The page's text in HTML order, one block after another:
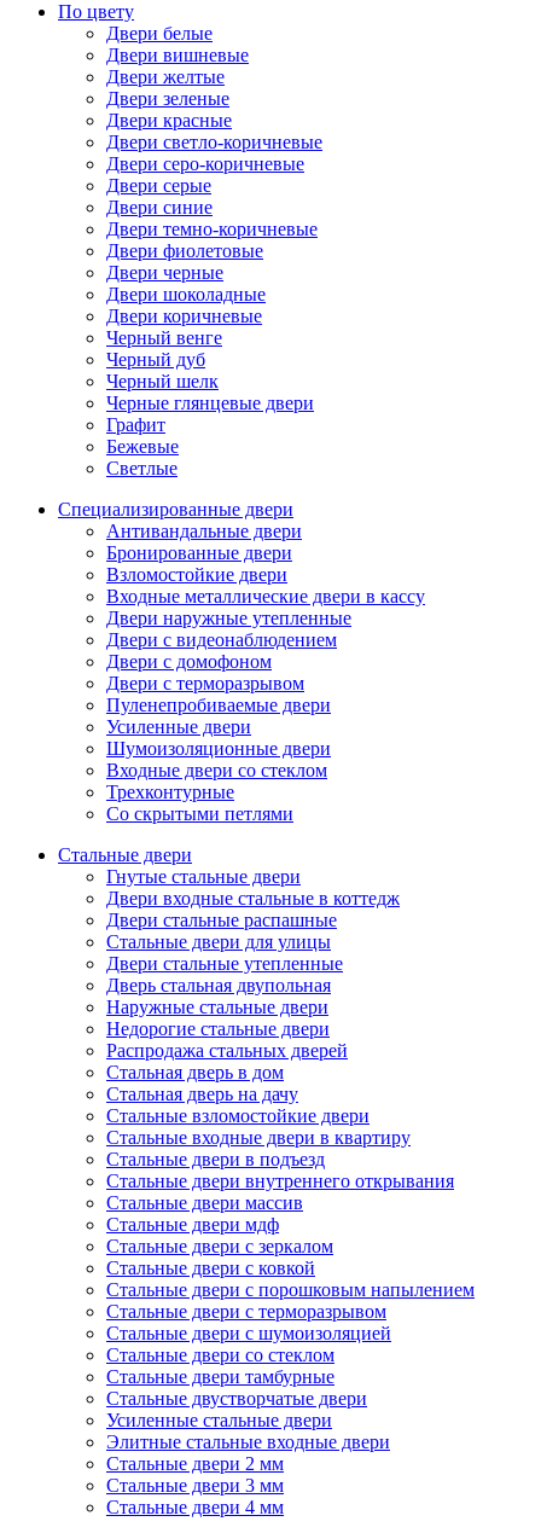
По цвету
Двери белые
Двери вишневые
Двери желтые
Двери зеленые
Двери красные
Двери светло-коричневые
Двери серо-коричневые
Двери серые
Двери синие
Двери темно-коричневые
Двери фиолетовые
Двери черные
Двери шоколадные
Двери коричневые
Черный венге
Черный дуб
Черный шелк
Черные глянцевые двери
Графит
Бежевые
Светлые
Специализированные двери
Антивандальные двери
Бронированные двери
Взломостойкие двери
Входные металлические двери в кассу
Двери наружные утепленные
Двери с видеонаблюдением
Двери с домофоном
Двери с терморазрывом
Пуленепробиваемые двери
Усиленные двери
Шумоизоляционные двери
Входные двери со стеклом
Трехконтурные
Со скрытыми петлями
Стальные двери
Гнутые стальные двери
Двери входные стальные в коттедж
Двери стальные распашные
Стальные двери для улицы
Двери стальные утепленные
Дверь стальная двупольная
Наружные стальные двери
Недорогие стальные двери
Распродажа стальных дверей
Стальная дверь в дом
Стальная дверь на дачу
Стальные взломостойкие двери
Стальные входные двери в квартиру
Стальные двери в подъезд
Стальные двери внутреннего открывания
Стальные двери массив
Стальные двери мдф
Стальные двери с зеркалом
Стальные двери с ковкой
Стальные двери с порошковым напылением
Стальные двери с терморазрывом
Стальные двери с шумоизоляцией
Стальные двери со стеклом
Стальные двери тамбурные
Стальные двустворчатые двери
Усиленные стальные двери
Элитные стальные входные двери
Стальные двери 2 мм
Стальные двери 3 мм
Стальные двери 4 мм